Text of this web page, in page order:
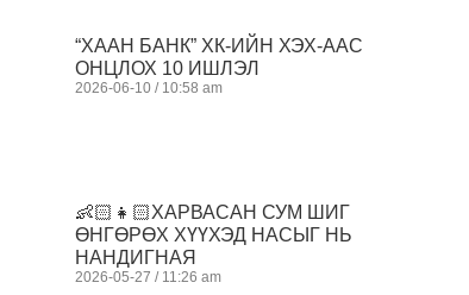
“ХААН БАНК” ХК-ИЙН ХЭХ-ААС
ОНЦЛОХ 10 ИШЛЭЛ
2026-06-10 10:58 am
👶🏻👧🏻ХАРВАСАН СУМ ШИГ
ӨНГӨРӨХ ХҮҮХЭД НАСЫГ НЬ
НАНДИГНАЯ
2026-05-27 11:26 am